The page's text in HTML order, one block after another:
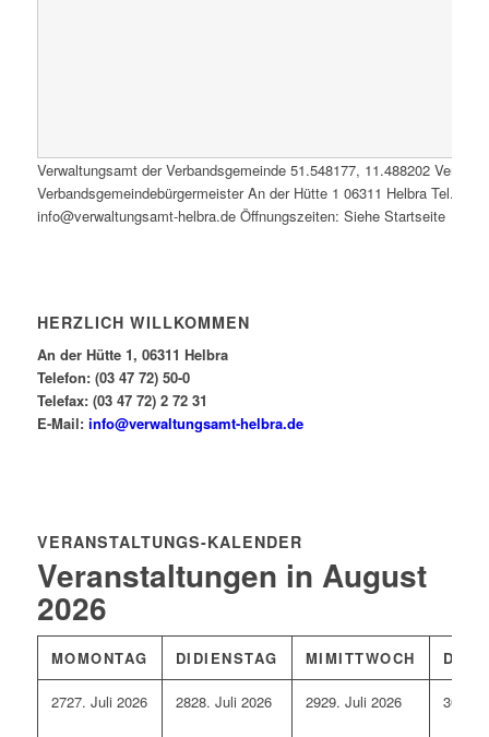
Verwaltungsamt der Verbandsgemeinde 51.548177, 11.488202
Verbandsgemeindebürgermeister An der Hütte 1 06311 Helbra Tel.:
info@verwaltungsamt-helbra.de Öffnungszeiten: Siehe Startseite
HERZLICH WILLKOMMEN
An der Hütte 1, 06311 Helbra
Telefon: (03 47 72) 50-0
Telefax: (03 47 72) 2 72 31
E-Mail: info@verwaltungsamt-helbra.de
VERANSTALTUNGS-KALENDER
Veranstaltungen in August
2026
MOMONTAG DI DIENSTAG MIMITTWOCH DO
2727. Juli 2026 2828. Juli 2026 2929. Juli 2026 30